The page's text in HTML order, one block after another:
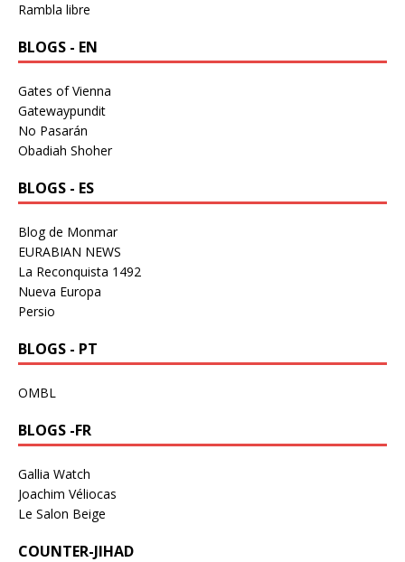
Rambla libre
BLOGS - EN
Gates of Vienna
Gatewaypundit
No Pasarán
Obadiah Shoher
BLOGS - ES
Blog de Monmar
EURABIAN NEWS
La Reconquista 1492
Nueva Europa
Persio
BLOGS - PT
OMBL
BLOGS -FR
Gallia Watch
Joachim Véliocas
Le Salon Beige
COUNTER-JIHAD